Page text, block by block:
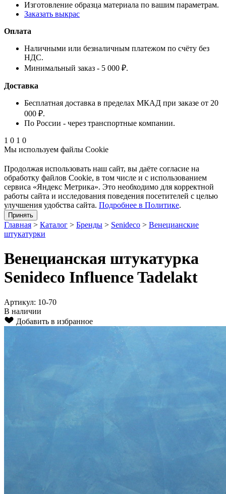
Изготовление образца материала по вашим параметрам.
Заказать выкрас
Оплата
Наличными или безналичным платежом по счёту без
НДС.
Минимальный заказ - 5 000 ₽.
Доставка
Бесплатная доставка в пределах МКАД при заказе от 20
000 ₽.
По России - через транспортные компании.
1 0 1 0
Мы используем файлы Cookie
Продолжая использовать наш cайт, вы даёте согласие на
обработку файлов Cookie, в том числе и с использованием
сервиса «Яндекс Метрика». Это необходимо для корректной
работы сайта и исследования поведения посетителей с целью
улучшения удобства сайта. Подробнее в Политике.
Принять
Главная > Каталог > Бренды > Senideco > Венецианские
штукатурки
Венецианская штукатурка
Senideco Influence Tadelakt
Артикул: 10-70
В наличии
Добавить в избранное